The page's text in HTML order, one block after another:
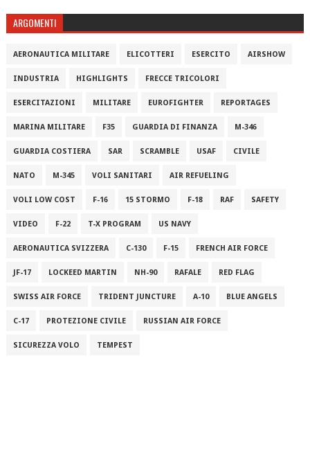
ARGOMENTI
AERONAUTICA MILITARE ELICOTTERI ESERCITO AIRSHOW
INDUSTRIA HIGHLIGHTS FRECCE TRICOLORI
ESERCITAZIONI MILITARE EUROFIGHTER REPORTAGES
MARINA MILITARE F35 GUARDIA DI FINANZA M-346
GUARDIA COSTIERA SAR SCRAMBLE USAF CIVILE
NATO M-345 VOLI SANITARI AIR REFUELING
VOLI LOW COST F-16 15 STORMO F-18 RAF SAFETY
VIDEO F-22 T-X PROGRAM US NAVY
AERONAUTICA SVIZZERA C-130 F-15 FRENCH AIR FORCE
JF-17 LOCKEED MARTIN NH-90 RAFALE RED FLAG
SWISS AIR FORCE TRIDENT JUNCTURE A-10 BLUE ANGELS
C-17 PROTEZIONE CIVILE RUSSIAN AIR FORCE
SICUREZZA VOLO TEMPEST